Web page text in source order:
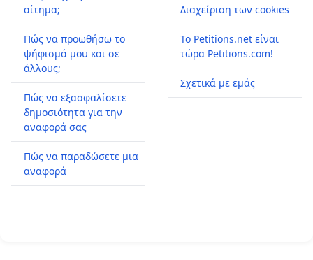
αίτημα;
Πώς να προωθήσω το
ψήφισμά μου και σε
άλλους;
Πώς να εξασφαλίσετε
δημοσιότητα για την
αναφορά σας
Πώς να παραδώσετε μια
αναφορά
Διαχείριση των cookies
Το Petitions.net είναι
τώρα Petitions.com!
Σχετικά με εμάς